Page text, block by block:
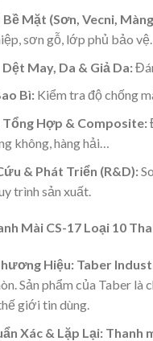
Mặt (Sơn, Vecni,
sơn gỗ, lớp phủ bảo
May, Da & Giả Da:
Bì:Kiểm tra độ chống
Tổng Hợp & Composite:
không, hàng hải…
& Phát Triển (R&D):
trình sản xuất.
Mài CS-17 Loại 10
Hiệu: Taber
Sản phẩm của Taber
giới tin dùng.
Xác & Lặp Lại: Thanh